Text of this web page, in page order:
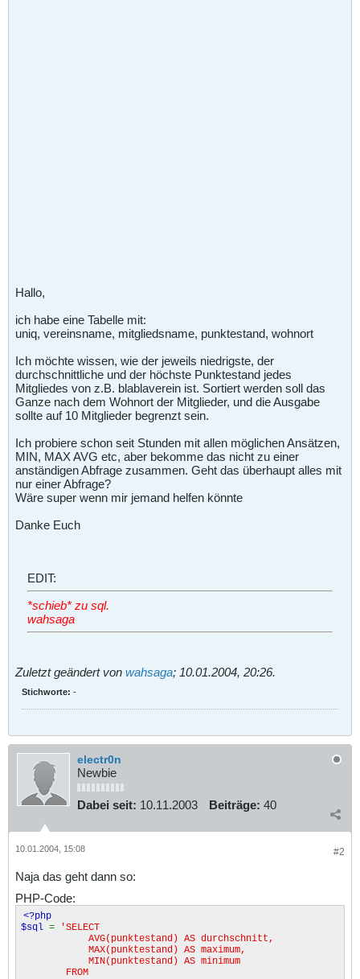
Hallo,
ich habe eine Tabelle mit:
uniq, vereinsname, mitgliedsname, punktestand, wohnort
Ich möchte wissen, wie der jeweils niedrigste, der
durchschnittliche und der höchste Punktestand jedes
Mitgliedes von z.B. blablaverein ist. Sortiert werden soll das
Ganze nach dem Wohnort der Mitglieder, und die Ausgabe
sollte auf 10 Mitglieder begrenzt sein.
Ich probiere schon seit Stunden mit allen möglichen Ansätzen,
MIN, MAX AVG etc, aber bekomme das nicht zu einer
anständigen Abfrage zusammen. Geht das überhaupt alles mit
nur einer Abfrage?
Wäre super wenn mir jemand helfen könnte
Danke Euch
EDIT:
*schieb* zu sql.
wahsaga
Zuletzt geändert von wahsaga; 10.01.2004, 20:26.
Stichworte: -
electr0n
Newbie
Dabei seit: 10.11.2003 Beiträge: 40
#2
10.01.2004, 15:08
Naja das geht dann so:
PHP-Code:
<?php
$sql =
'SELECT
AVG(punktestand) AS durchschnitt,
MAX(punktestand) AS maximum,
MIN(punktestand) AS minimum
FROM